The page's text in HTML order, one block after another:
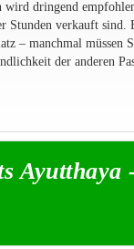
wird dringend
Stunden verkauft sind.
– manchmal müssen
der anderen
Ayutthaya